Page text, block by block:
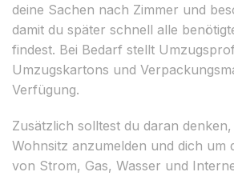
deine Sachen nach Zimmer und
damit du später schnell alle
findest. Bei Bedarf stellt
Umzugskartons und
Verfügung.
Zusätzlich solltest du daran
Wohnsitz anzumelden und dich um
von Strom, Gas, Wasser und